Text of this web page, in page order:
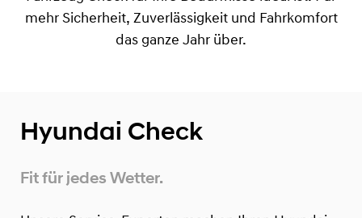
mehr Sicherheit, Zuverlässigkeit und Fahrkomfort
das ganze Jahr über.
Hyundai Check
Fit für jedes Wetter.